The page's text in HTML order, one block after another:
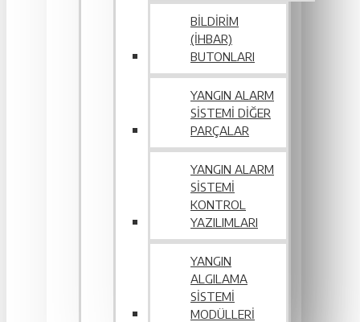
BILDIRIM
(İHBAR)
BUTONLARI
YANGIN ALARM
SISTEMI DIĞER
PARÇALAR
YANGIN ALARM
SISTEMI
KONTROL
YAZILIMLARI
YANGIN
ALGILAMA
SISTEMI
MODÜLLERI